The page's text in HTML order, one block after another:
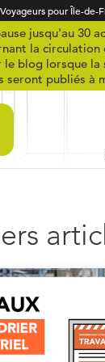
pour Île-de-
jusqu'au 30
la
blog lorsque la
seront publiés à